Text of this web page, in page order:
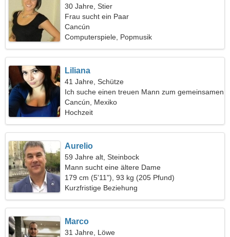
30 Jahre, Stier
Frau sucht ein Paar
Cancún
Computerspiele, Popmusik
Liliana
41 Jahre, Schütze
Ich suche einen treuen Mann zum gemeinsamen
Wandern
Cancún, Mexiko
Hochzeit
Aurelio
59 Jahre alt, Steinbock
Mann sucht eine ältere Dame
179 cm (5'11"), 93 kg (205 Pfund)
Kurzfristige Beziehung
Marco
31 Jahre, Löwe